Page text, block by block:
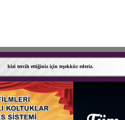
bizi tercih ettiğiniz için teşekkür ederiz.